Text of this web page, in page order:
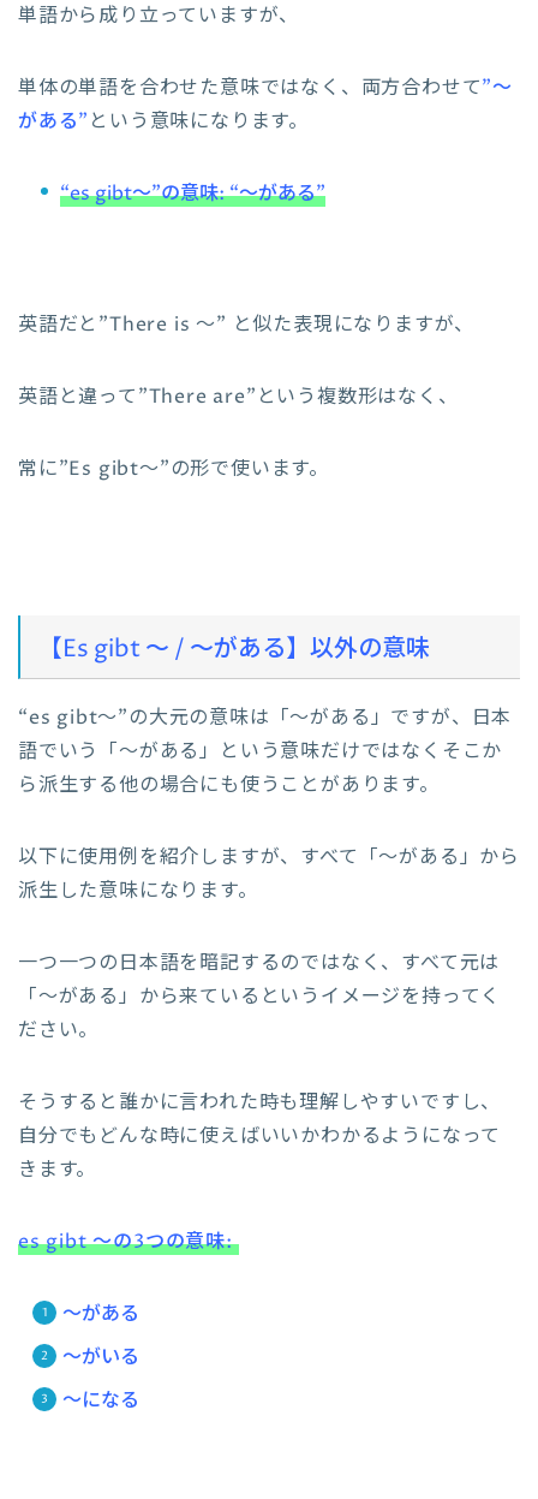
単語から成り立っていますが、
単体の単語を合わせた意味ではなく、両方合わせて”～
がある” という意味になります。
“es gibt～”の意味: “～がある”
英語だと”There is ～” と似た表現になりますが、
英語と違って”There are”という複数形はなく、
常に”Es gibt～”の形で使います。
【Es gibt ～ / ～がある】以外の意味
“es gibt～”の大元の意味は「～がある」ですが、日本
語でいう「～がある」という意味だけではなくそこか
ら派生する他の場合にも使うことがあります。
以下に使用例を紹介しますが、すべて「～がある」から
派生した意味になります。
一つ一つの日本語を暗記するのではなく、すべて元は
「～がある」から来ているというイメージを持ってく
ださい。
そうすると誰かに言われた時も理解しやすいですし、
自分でもどんな時に使えばいいかわかるようになって
きます。
es gibt ～の3つの意味:
～がある
～がいる
～になる